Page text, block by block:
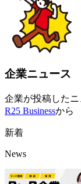
企業ニュース
企業が投稿した
R25 Businessから
新着
News